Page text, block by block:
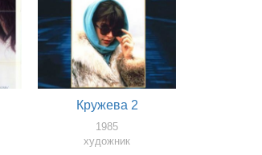
Кружева 2
1985
художник